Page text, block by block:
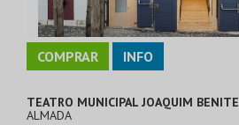
COMPRAR INFO
TEATRO MUNICIPAL JOAQUIM BENITE
ALMADA